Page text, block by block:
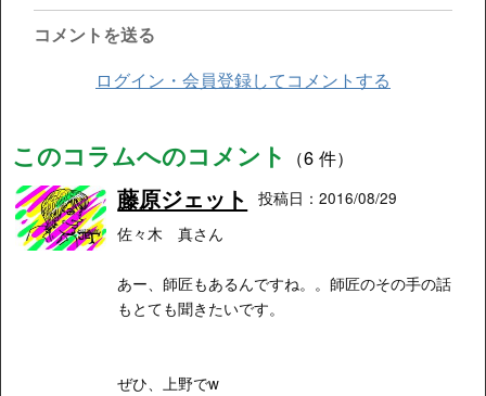
コメントを送る
ログイン・会員登録してコメントする
このコラムへのコメント （6 件）
藤原ジェット
投稿日：2016/08/29
佐々木 真さん
あー、師匠もあるんですね。。師匠のその手の話
もとても聞きたいです。
ぜひ、上野でw